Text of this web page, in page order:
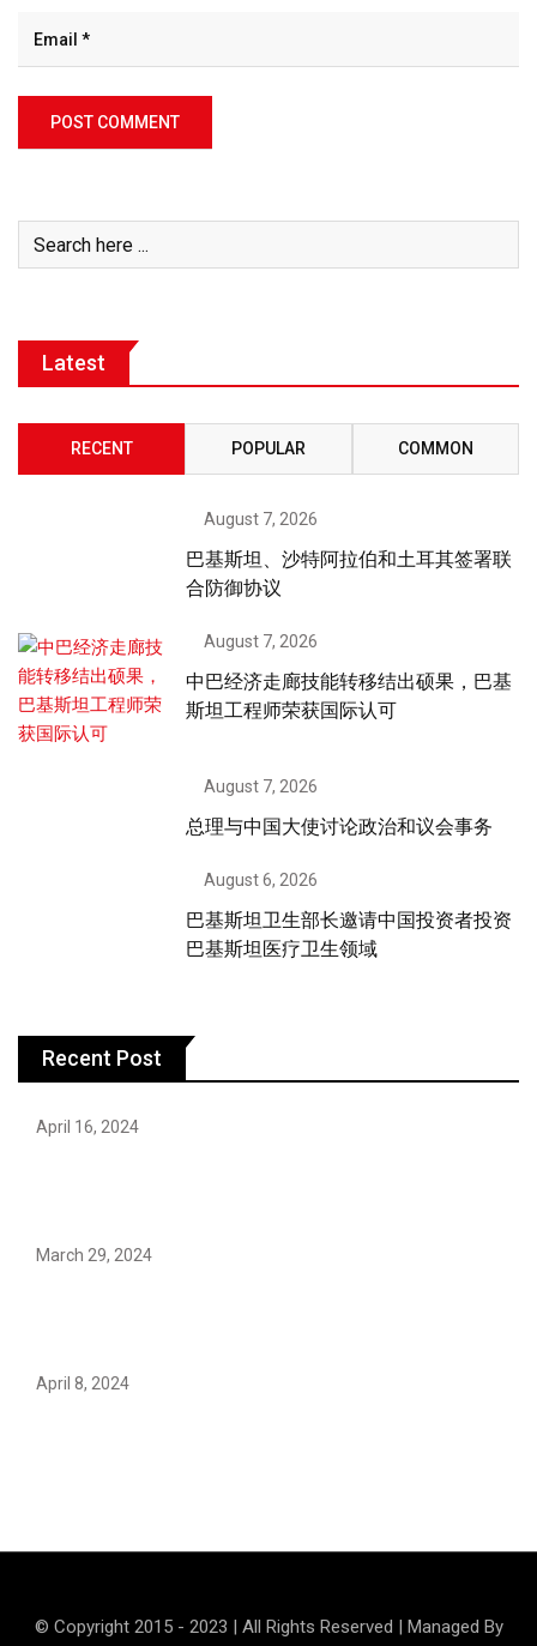
Latest
RECENT POPULAR COMMON
August 7, 2026
巴基斯坦、沙特阿拉伯和土耳其签署联
合防御协议
August 7, 2026
中巴经济走廊技能转移结出硕果，巴基
斯坦工程师荣获国际认可
August 7, 2026
总理与中国大使讨论政治和议会事务
August 6, 2026
巴基斯坦卫生部长邀请中国投资者投资
巴基斯坦医疗卫生领域
Recent Post
April 16, 2024
March 29, 2024
April 8, 2024
© Copyright 2015 - 2023 | All Rights Reserved | Managed By